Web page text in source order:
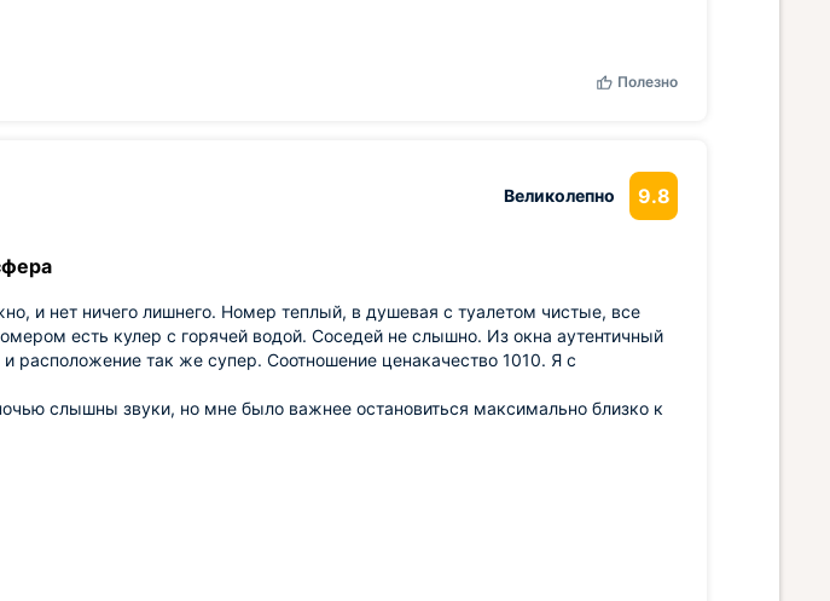
Полезно
Великолепно 9.8
и нет ничего лишнего. Номер теплый, в душевая с туалетом чистые, все
есть кулер с горячей водой. Соседей не слышно. Из окна аутентичный
расположение так же супер. Соотношение ценакачество 1010. Я с
слышны звуки, но мне было важнее остановиться максимально близко к